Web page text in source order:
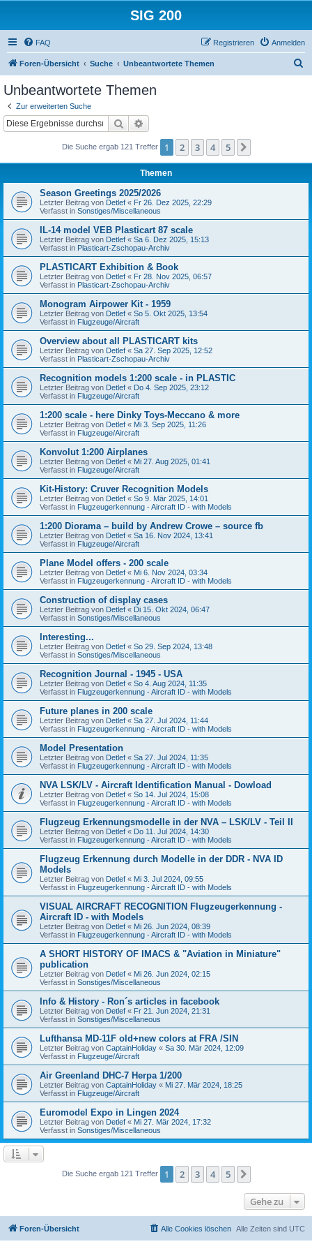
SIG 200
FAQ Anmelden
Registrieren
Foren-Übersicht Suche Unbeantwortete Themen
Unbeantwortete Themen
Zur erweiterten Suche
Suche
Die Suche ergab 121 Treffer 1 2 3 4 5
Themen
Season Greetings 2025/2026
Letzter Beitrag von Detlef « Fr 26. Dez 2025, 22:29
Verfasst in Sonstiges/Miscellaneous
IL-14 model VEB Plasticart 87 scale
Letzter Beitrag von Detlef « Sa 6. Dez 2025, 15:13
Verfasst in Plasticart-Zschopau-Archiv
PLASTICART Exhibition & Book
Letzter Beitrag von Detlef « Fr 28. Nov 2025, 06:57
Verfasst in Plasticart-Zschopau-Archiv
Monogram Airpower Kit - 1959
Letzter Beitrag von Detlef « So 5. Okt 2025, 13:54
Verfasst in Flugzeuge/Aircraft
Overview about all PLASTICART kits
Letzter Beitrag von Detlef « Sa 27. Sep 2025, 12:52
Verfasst in Plasticart-Zschopau-Archiv
Recognition models 1:200 scale - in PLASTIC
Letzter Beitrag von Detlef « Do 4. Sep 2025, 23:12
Verfasst in Flugzeuge/Aircraft
1:200 scale - here Dinky Toys-Meccano & more
Letzter Beitrag von Detlef « Mi 3. Sep 2025, 11:26
Verfasst in Flugzeuge/Aircraft
Konvolut 1:200 Airplanes
Letzter Beitrag von Detlef « Mi 27. Aug 2025, 01:41
Verfasst in Flugzeuge/Aircraft
Kit-History: Cruver Recognition Models
Letzter Beitrag von Detlef « So 9. Mär 2025, 14:01
Verfasst in Flugzeugerkennung - Aircraft ID - with Models
1:200 Diorama – build by Andrew Crowe – source fb
Letzter Beitrag von Detlef « Sa 16. Nov 2024, 13:41
Verfasst in Flugzeuge/Aircraft
Plane Model offers - 200 scale
Letzter Beitrag von Detlef « Mi 6. Nov 2024, 03:34
Verfasst in Flugzeugerkennung - Aircraft ID - with Models
Construction of display cases
Letzter Beitrag von Detlef « Di 15. Okt 2024, 06:47
Verfasst in Sonstiges/Miscellaneous
Interesting...
Letzter Beitrag von Detlef « So 29. Sep 2024, 13:48
Verfasst in Sonstiges/Miscellaneous
Recognition Journal - 1945 - USA
Letzter Beitrag von Detlef « So 4. Aug 2024, 11:35
Verfasst in Flugzeugerkennung - Aircraft ID - with Models
Future planes in 200 scale
Letzter Beitrag von Detlef « Sa 27. Jul 2024, 11:44
Verfasst in Flugzeugerkennung - Aircraft ID - with Models
Model Presentation
Letzter Beitrag von Detlef « Sa 27. Jul 2024, 11:35
Verfasst in Flugzeugerkennung - Aircraft ID - with Models
NVA LSK/LV - Aircraft Identification Manual - Dowload
Letzter Beitrag von Detlef « So 14. Jul 2024, 15:08
Verfasst in Flugzeugerkennung - Aircraft ID - with Models
Flugzeug Erkennungsmodelle in der NVA – LSK/LV - Teil II
Letzter Beitrag von Detlef « Do 11. Jul 2024, 14:30
Verfasst in Flugzeugerkennung - Aircraft ID - with Models
Flugzeug Erkennung durch Modelle in der DDR - NVA ID
Models
Letzter Beitrag von Detlef « Mi 3. Jul 2024, 09:55
Verfasst in Flugzeugerkennung - Aircraft ID - with Models
VISUAL AIRCRAFT RECOGNITION Flugzeugerkennung -
Aircraft ID - with Models
Letzter Beitrag von Detlef « Mi 26. Jun 2024, 08:39
Verfasst in Flugzeugerkennung - Aircraft ID - with Models
A SHORT HISTORY OF IMACS & "Aviation in Miniature"
publication
Letzter Beitrag von Detlef « Mi 26. Jun 2024, 02:15
Verfasst in Sonstiges/Miscellaneous
Info & History - Ron´s articles in facebook
Letzter Beitrag von Detlef « Fr 21. Jun 2024, 21:31
Verfasst in Sonstiges/Miscellaneous
Lufthansa MD-11F old+new colors at FRA /SIN
Letzter Beitrag von CaptainHoliday « Sa 30. Mär 2024, 12:09
Verfasst in Flugzeuge/Aircraft
Air Greenland DHC-7 Herpa 1/200
Letzter Beitrag von CaptainHoliday « Mi 27. Mär 2024, 18:25
Verfasst in Flugzeuge/Aircraft
Euromodel Expo in Lingen 2024
Letzter Beitrag von Detlef « Mi 27. Mär 2024, 17:32
Verfasst in Sonstiges/Miscellaneous
Die Suche ergab 121 Treffer 1 2 3 4 5
Gehe zu
Foren-Übersicht Alle Zeiten sind UTC
Alle Cookies löschen